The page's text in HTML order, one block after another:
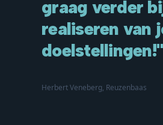
graag verder
realiseren van
doelstellingen!"
Herbert Veneberg, Reuzenbaas